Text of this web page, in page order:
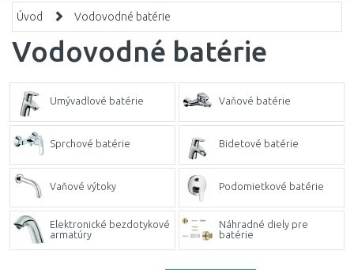
Úvod Vodovodné batérie
Vodovodné batérie
Umývadlové batérie Vaňové batérie
Sprchové batérie Bidetové batérie
Vaňové výtoky Podomietkové batérie
Elektronické bezdotykové
armatúry
Náhradné diely pre
batérie